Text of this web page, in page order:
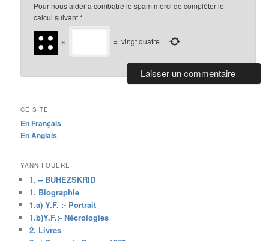
Pour nous aider a combatre le spam merci de compléter le
calcul suivant*
× = vingt quatre
CE SITE
En Français
En Anglais
YANN FOUÉRÉ
1. – BUHEZSKRID
1. Biographie
1.a) Y.F. :- Portrait
1.b)Y.F.:- Nécrologies
2. Livres